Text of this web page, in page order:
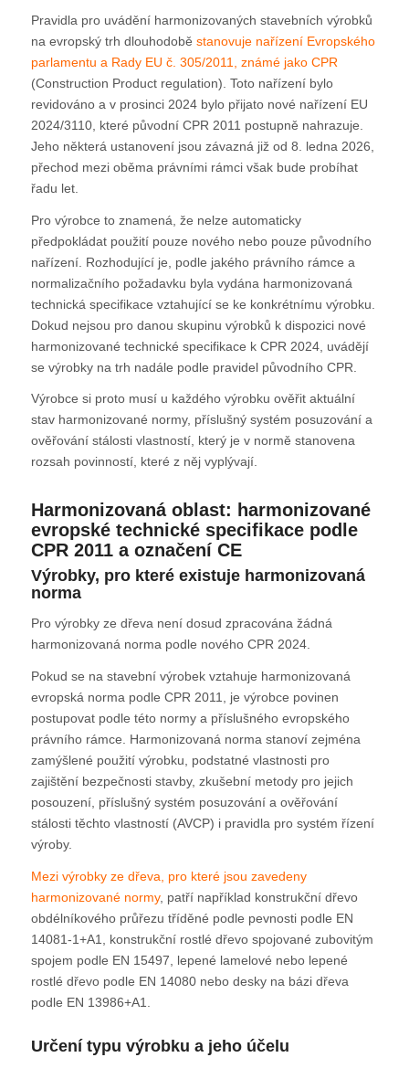
Pravidla pro uvádění harmonizovaných stavebních výrobků
na evropský trh dlouhodobě stanovuje nařízení Evropského
parlamentu a Rady EU č. 305/2011, známé jako CPR
(Construction Product regulation). Toto nařízení bylo
revidováno a v prosinci 2024 bylo přijato nové nařízení EU
2024/3110, které původní CPR 2011 postupně nahrazuje.
Jeho některá ustanovení jsou závazná již od 8. ledna 2026,
přechod mezi oběma právními rámci však bude probíhat
řadu let.
Pro výrobce to znamená, že nelze automaticky
předpokládat použití pouze nového nebo pouze původního
nařízení. Rozhodující je, podle jakého právního rámce a
normalizačního požadavku byla vydána harmonizovaná
technická specifikace vztahující se ke konkrétnímu výrobku.
Dokud nejsou pro danou skupinu výrobků k dispozici nové
harmonizované technické specifikace k CPR 2024, uvádějí
se výrobky na trh nadále podle pravidel původního CPR.
Výrobce si proto musí u každého výrobku ověřit aktuální
stav harmonizované normy, příslušný systém posuzování a
ověřování stálosti vlastností, který je v normě stanovena
rozsah povinností, které z něj vyplývají.
Harmonizovaná oblast: harmonizované
evropské technické specifikace podle
CPR 2011 a označení CE
Výrobky, pro které existuje harmonizovaná
norma
Pro výrobky ze dřeva není dosud zpracována žádná
harmonizovaná norma podle nového CPR 2024.
Pokud se na stavební výrobek vztahuje harmonizovaná
evropská norma podle CPR 2011, je výrobce povinen
postupovat podle této normy a příslušného evropského
právního rámce. Harmonizovaná norma stanoví zejména
zamýšlené použití výrobku, podstatné vlastnosti pro
zajištění bezpečnosti stavby, zkušební metody pro jejich
posouzení, příslušný systém posuzování a ověřování
stálosti těchto vlastností (AVCP) i pravidla pro systém řízení
výroby.
Mezi výrobky ze dřeva, pro které jsou zavedeny
harmonizované normy, patří například konstrukční dřevo
obdélníkového průřezu tříděné podle pevnosti podle EN
14081-1+A1, konstrukční rostlé dřevo spojované zubovitým
spojem podle EN 15497, lepené lamelové nebo lepené
rostlé dřevo podle EN 14080 nebo desky na bázi dřeva
podle EN 13986+A1.
Určení typu výrobku a jeho účelu